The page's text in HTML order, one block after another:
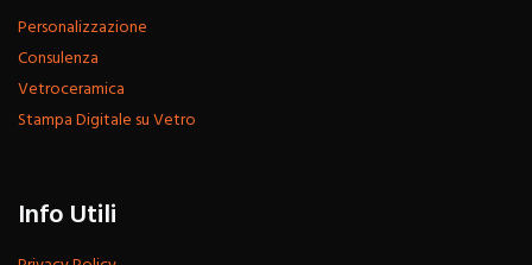
Personalizzazione
Consulenza
Vetroceramica
Stampa Digitale su Vetro
Info Utili